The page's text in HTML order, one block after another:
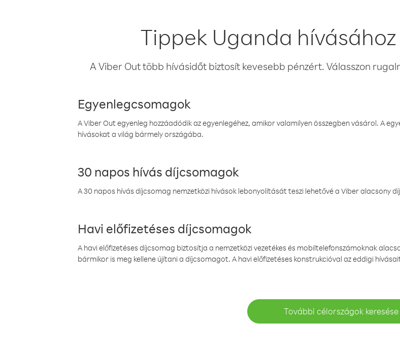
Tippek Uganda
A Viber Out több hívásidőt biztosít kevesebb pénzért. Válasszon
Egyenlegcsomagok
A Viber Out egyenleg hozzáadódik az egyenlegéhez, amikor valamilyen összegben vásárol. A
hívásokat a világ bármely országába.
30 napos hívás díjcsomagok
A 30 napos hívás díjcsomag nemzetközi hívások lebonyolítását teszi lehetővé a Viber alacsony
Havi előfizetéses díjcsomagok
A havi előfizetéses díjcsomag biztosítja a nemzetközi vezetékes és mobiltelefonszámoknak
bármikor is meg kellene újítani a díjcsomagot. A havi előfizetéses konstrukcióval az eddigi
További célországok keresése